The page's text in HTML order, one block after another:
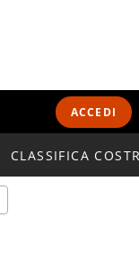
ACCEDI
CLASSIFICA